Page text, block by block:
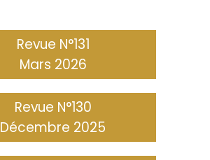
Revue N°131
Mars 2026
Revue N°130
Décembre 2025